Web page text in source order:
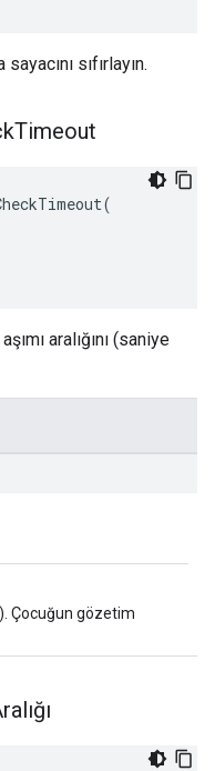
sıfırlayın.
Timeout
(
aralığını (saniye
Çocuğun gözetim